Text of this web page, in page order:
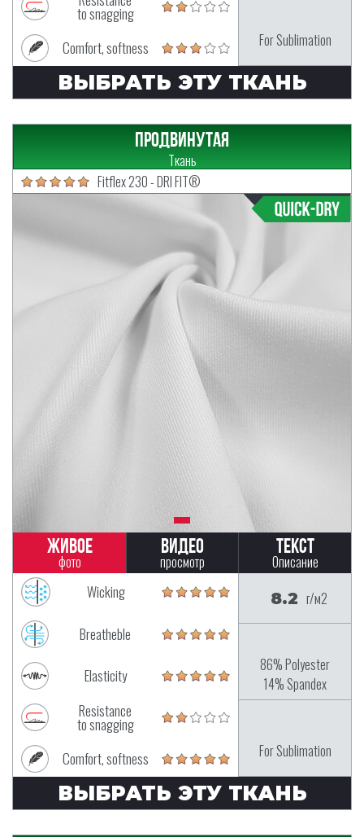
to snagging
Comfort, softness
For Sublimation
ВЫБРАТЬ ЭТУ ТКАНЬ
Продвинутая
Ткань
Fitflex 230 - DRI FIT®
Живое
фото
Видео
просмотр
Текст
Описание
Wicking
Breatheble
Elasticity
Resistance
to snagging
Comfort, softness
8.2 г/м2
86% Polyester
14% Spandex
For Sublimation
ВЫБРАТЬ ЭТУ ТКАНЬ